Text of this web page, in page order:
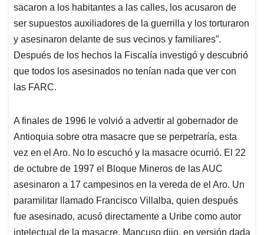
sacaron a los habitantes a las calles, los acusaron de
ser supuestos auxiliadores de la guerrilla y los torturaron
y asesinaron delante de sus vecinos y familiares”.
Después de los hechos la Fiscalía investigó y descubrió
que todos los asesinados no tenían nada que ver con
las FARC.
A finales de 1996 le volvió a advertir al gobernador de
Antioquia sobre otra masacre que se perpetraría, esta
vez en el Aro. No lo escuchó y la masacre ocurrió. El 22
de octubre de 1997 el Bloque Mineros de las AUC
asesinaron a 17 campesinos en la vereda de el Aro. Un
paramilitar llamado Francisco Villalba, quien después
fue asesinado, acusó directamente a Uribe como autor
intelectual de la masacre. Mancuso dijo, en versión dada